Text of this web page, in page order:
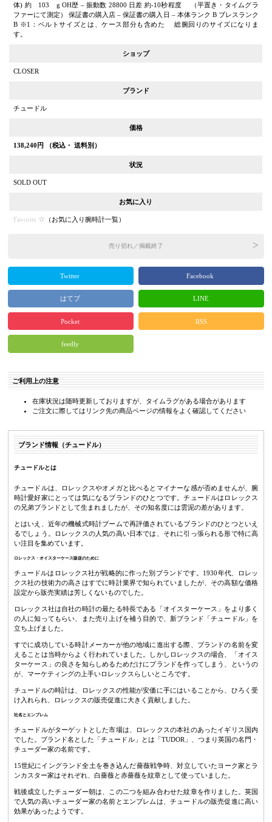
体) 約 103 g OH歴 – 振動数 28800 日差 約-10秒程度 （平置き・タイムグラ
ファーにて測定） 保証書の購入店 – 保証書の購入日 – 本体ランク B ブレスランク
B ※1：ベルトサイズとは、ケース部分も含めた 総腕回りのサイズになりま
す。
ショップ
CLOSER
ブランド
チュードル
価格
138,240 円 （税込・ 送料別）
状況
SOLD OUT
お気に入り
Favorite （お気に入り腕時計一覧）
売り切れ／掲載終了
Twitter Facebook
はてブ LINE
Pocket RSS
feedly
ご利用上の注意
在庫状況は随時更新しておりますが、タイムラグがある場合があります
ご注文に際してはリンク先の商品ページの情報をよく確認してください
ブランド情報（チュードル）
チュードルとは
チュードルは、ロレックスやオメガと比べるとマイナーな感が否めませんが、腕
時計愛好家にとっては気になるブランドのひとつです。チュードルはロレックス
の兄弟ブランドとして生まれましたが、その知名度には雲泥の差があります。
とはいえ、近年の機械式時計ブームで再評価されているブランドのひとつといえ
るでしょう。ロレックスの人気の高い日本では、それに引っ張られる形で特に高
い注目を集めています。
ロレックス・オイスターケース販促のために
チュードルはロレックス社が戦略的に作った別ブランドです。1930年代、ロレッ
クス社の技術力の高さはすでに時計業界で知られていましたが、その高額な価格
設定から販売実績は芳しくないものでした。
ロレックス社は自社の時計の最たる特長である「オイスターケース」をより多く
の人に知ってもらい、また売り上げを補う目的で、新ブランド「チュードル」を
立ち上げました。
すでに成功している時計メーカーが他の地域に進出する際、ブランドの名前を変
えることは当時からよく行われていました。しかしロレックスの場合、「オイス
ターケース」の良さを知らしめるためだけにブランドを作ってしまう、というの
が、マーケティングの上手いロレックスらしいところです。
チュードルの時計は、ロレックスの性能が安価に手にはいることから、ひろく受
け入れられ、ロレックスの販売促進に大きく貢献しました。
社名とエンブレム
チュードルがターゲットとした市場は、ロレックスの本社のあったイギリス国内
でした。ブランド名とした「チュードル」とは「TUDOR」、つまり英国の名門・
チューダー家の名前です。
15世紀にイングランド全土を巻き込んだ薔薇戦争時、対立していたヨーク家とラ
ンカスター家はそれぞれ、白薔薇と赤薔薇を紋章として使っていました。
戦後成立したチューダー朝は、この二つを組み合わせた紋章を作りました。英国
で人気の高いチューダー家の名前とエンブレムは、チュードルの販売促進に高い
効果があったようです。